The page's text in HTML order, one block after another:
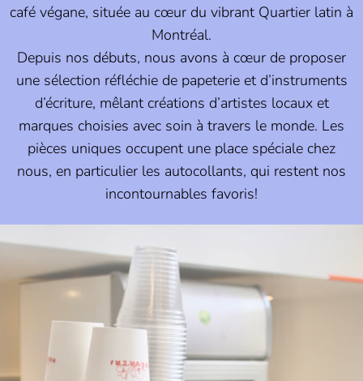
café végane, située au cœur du vibrant Quartier latin à
Montréal.
Depuis nos débuts, nous avons à cœur de proposer
une sélection réfléchie de papeterie et d’instruments
d’écriture, mêlant créations d’artistes locaux et
marques choisies avec soin à travers le monde. Les
pièces uniques occupent une place spéciale chez
nous, en particulier les autocollants, qui restent nos
incontournables favoris!